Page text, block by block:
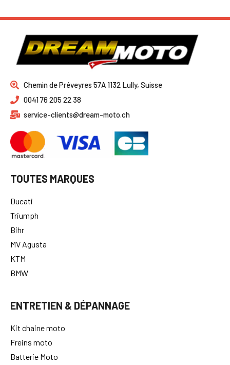
Chemin de Préveyres 57A 1132 Lully, Suisse
0041 76 205 22 38
service-clients@dream-moto.ch
TOUTES MARQUES
Ducati
Triumph
Bihr
MV Agusta
KTM
BMW
ENTRETIEN & DÉPANNAGE
Kit chaine moto
Freins moto
Batterie Moto